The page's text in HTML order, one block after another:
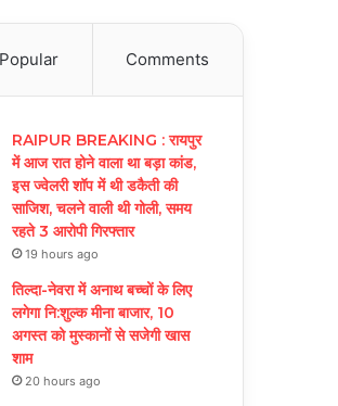
Popular Comments
RAIPUR BREAKING : रायपुर
में आज रात होने वाला था बड़ा कांड,
इस ज्वेलरी शॉप में थी डकैती की
साजिश, चलने वाली थी गोली, समय
रहते 3 आरोपी गिरफ्तार
19 hours ago
तिल्दा-नेवरा में अनाथ बच्चों के लिए
लगेगा नि:शुल्क मीना बाजार, 10
अगस्त को मुस्कानों से सजेगी खास
शाम
20 hours ago